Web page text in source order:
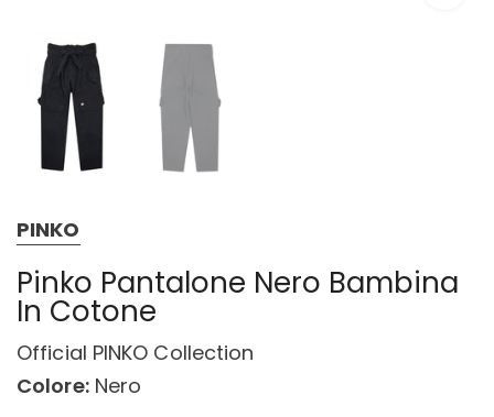
PINKO
Pinko Pantalone Nero Bambina
In Cotone
Official PINKO Collection
Colore:Nero